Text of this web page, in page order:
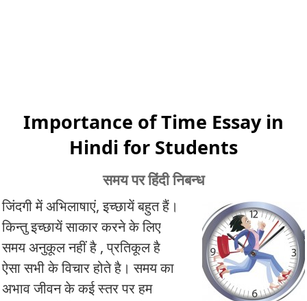
Importance of Time Essay in
Hindi for Students
समय पर हिंदी निबन्ध
जिंदगी में अभिलाषाएं, इच्छायें बहुत हैं।
किन्तु इच्छायें साकार करने के लिए
समय अनुकूल नहीं है , प्रतिकूल है
ऐसा सभी के विचार होते है। समय का
अभाव जीवन के कई स्तर पर हम